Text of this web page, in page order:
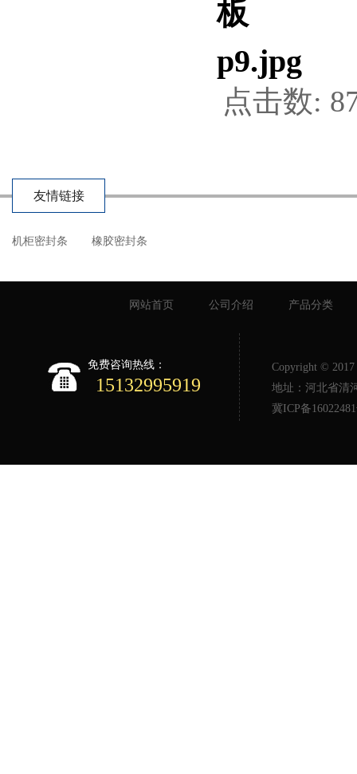
点击数:
友情链接
机柜密封条 橡胶密封条
网站首页 公司介绍 产品分类
免费咨询热线：
15132995919
Copyright ©
地址：河北省清
冀ICP备